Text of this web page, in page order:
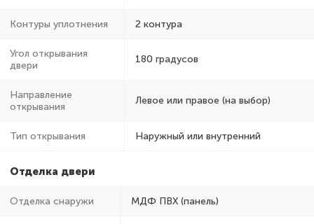
Контуры уплотнения 2 контура
Угол открывания
двери
180 градусов
Направление
открывания
Левое или правое (на выбор)
Тип открывания Наружный или внутренний
Отделка двери
Отделка снаружи МДФ ПВХ (панель)